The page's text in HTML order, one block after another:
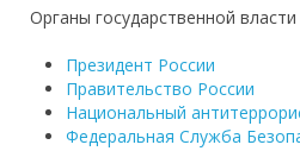
Органы государственной власти
Президент России
Правительство России
Национальный
Федеральная Служба